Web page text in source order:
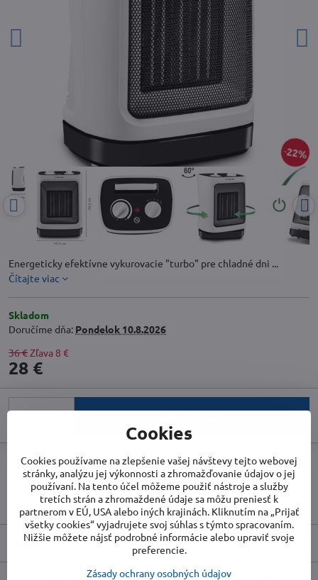
22%
Energeticky efektívne vykurovacie "turbo" pre chladné dni ...
Čítajte viac
Skladom
Doručíme dňa: Pondelok 10.8.2026
36 €Zľava 8 €
28 €
Do košíka
Doručenia
Skladové číslo:TR1410000659
Výrobca:TROTEC
Popis
Cookies
Cookies používame na zlepšenie vašej návštevy tejto webovej
stránky, analýzu jej výkonnosti a zhromažďovanie údajov o jej
používaní. Na tento účel môžeme použiť nástroje a služby
tretích strán a zhromaždené údaje sa môžu preniesť k
partnerom v EÚ, USA alebo iných krajinách. Kliknutím na „Prijať
všetky cookies“ vyjadrujete svoj súhlas s týmto spracovaním.
Nižšie môžete nájsť podrobné informácie alebo upraviť svoje
preferencie.
Zásady ochrany osobných údajov